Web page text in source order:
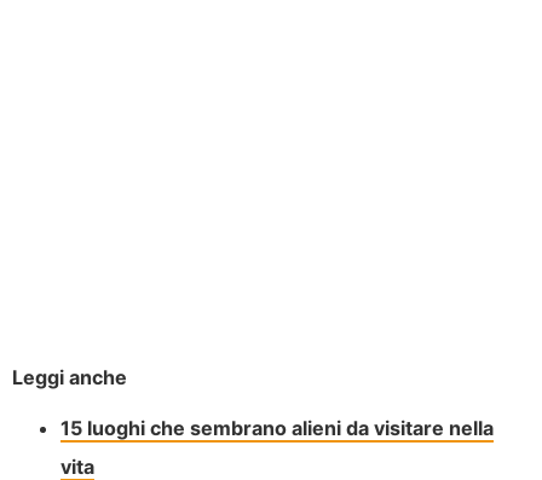
Leggi anche
15 luoghi che sembrano alieni da visitare nella
vita